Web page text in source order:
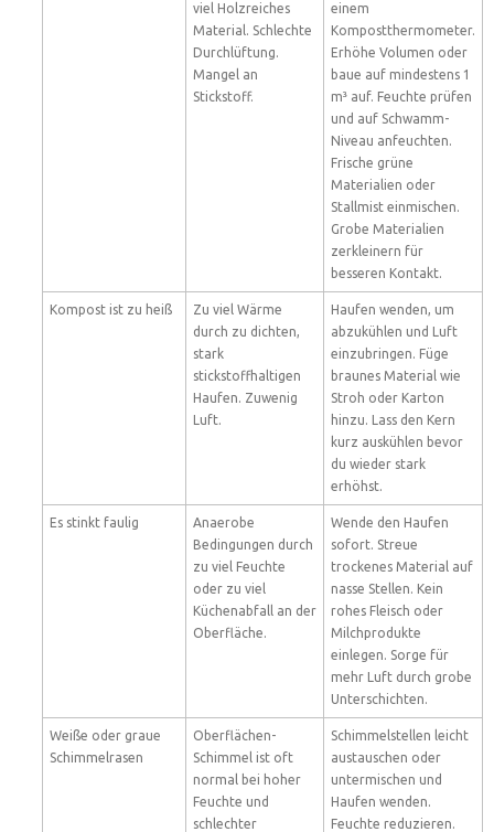
viel Holzreiches
Material. Schlechte
Durchlüftung.
Mangel an
Stickstoff.
einem
Kompostthermometer.
Erhöhe Volumen oder
baue auf mindestens 1
m³ auf. Feuchte prüfen
und auf Schwamm-
Niveau anfeuchten.
Frische grüne
Materialien oder
Stallmist einmischen.
Grobe Materialien
zerkleinern für
besseren Kontakt.
Kompost ist zu heiß
Zu viel Wärme
durch zu dichten,
stark
stickstoffhaltigen
Haufen. Zuwenig
Luft.
Haufen wenden, um
abzukühlen und Luft
einzubringen. Füge
braunes Material wie
Stroh oder Karton
hinzu. Lass den Kern
kurz auskühlen bevor
du wieder stark
erhöhst.
Es stinkt faulig
Anaerobe
Bedingungen durch
zu viel Feuchte
oder zu viel
Küchenabfall an der
Oberfläche.
Wende den Haufen
sofort. Streue
trockenes Material auf
nasse Stellen. Kein
rohes Fleisch oder
Milchprodukte
einlegen. Sorge für
mehr Luft durch grobe
Unterschichten.
Weiße oder graue
Schimmelrasen
Oberflächen-
Schimmel ist oft
normal bei hoher
Feuchte und
schlechter
Schimmelstellen leicht
austauschen oder
untermischen und
Haufen wenden.
Feuchte reduzieren.